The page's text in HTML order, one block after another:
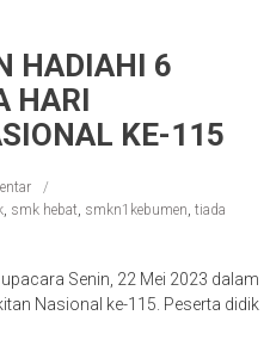
HADIAHI 6
HARI
KE-115
, smk hebat, smkn1kebumen,tiada
Senin, 22 Mei 2023 dalam
Nasional ke-115. Peserta didik